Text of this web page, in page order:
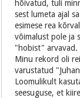
hõivatud, tuli
sest lumeta ajal
esimese rea
võimalust pole ja
"hobist" arvavad.
Minu rekord oli
varustatud
Loomulikult
seesuguse, et